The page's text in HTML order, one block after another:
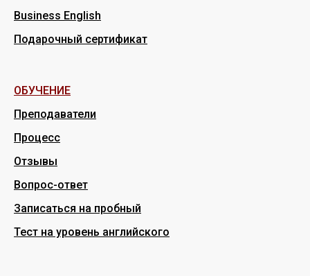
Business English
Подарочный сертификат
ОБУЧЕНИЕ
Преподаватели
Процесс
Отзывы
Вопрос-ответ
Записаться на пробный
Тест на уровень английского